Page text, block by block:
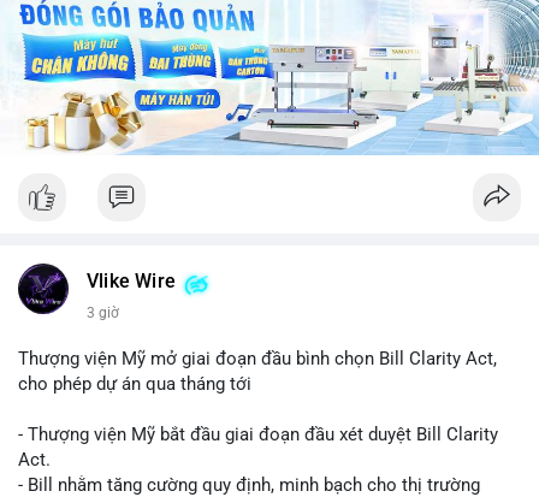
Vlike Wire
3 giờ
Thượng viện Mỹ mở giai đoạn đầu bình chọn Bill Clarity Act,
cho phép dự án qua tháng tới
- Thượng viện Mỹ bắt đầu giai đoạn đầu xét duyệt Bill Clarity
Act.
- Bill nhằm tăng cường quy định, minh bạch cho thị trường